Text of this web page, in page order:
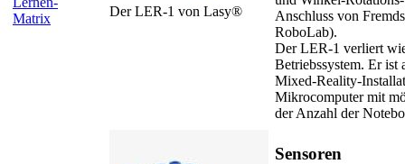
Matrix
Der LER-1 von Lasy®
Anschluss von
RoboLab).
Der LER-1 verliert
Betriebssystem. Er ist
Mixed-Reality-
Mikrocomputer mit
der Anzahl der
Sensoren